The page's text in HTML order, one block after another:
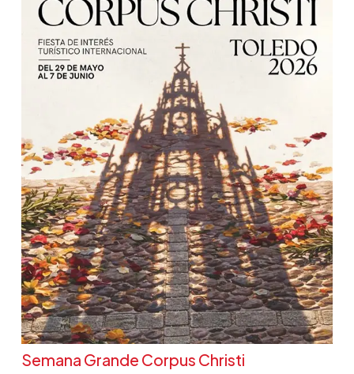
Semana Grande Corpus Christi